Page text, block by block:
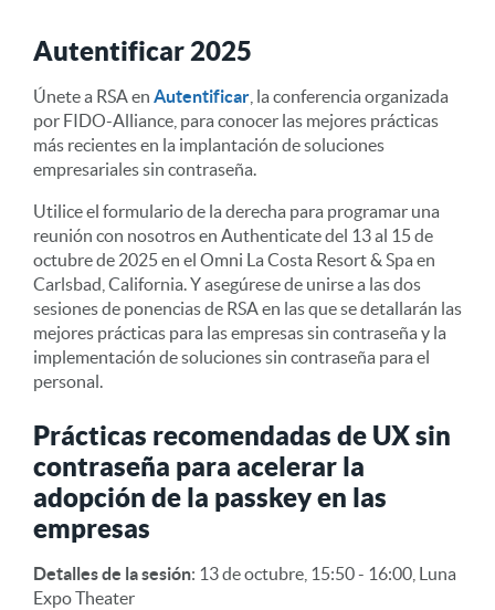
Autentificar 2025
Únete a RSA en Autentificar , la conferencia organizada
por FIDO-Alliance, para conocer las mejores prácticas
más recientes en la implantación de soluciones
empresariales sin contraseña.
Utilice el formulario de la derecha para programar una
reunión con nosotros en Authenticate del 13 al 15 de
octubre de 2025 en el Omni La Costa Resort & Spa en
Carlsbad, California. Y asegúrese de unirse a las dos
sesiones de ponencias de RSA en las que se detallarán las
mejores prácticas para las empresas sin contraseña y la
implementación de soluciones sin contraseña para el
personal.
Prácticas recomendadas de UX sin
contraseña para acelerar la
adopción de la passkey en las
empresas
Detalles de la sesión: 13 de octubre, 15:50 - 16:00, Luna
Expo Theater